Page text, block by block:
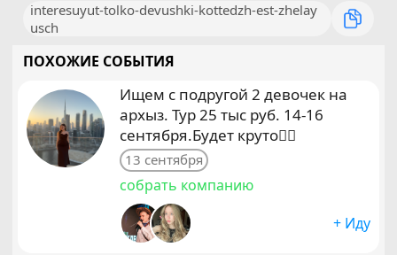
interesuyut-tolko-devushki-kottedzh-est-zhelay
usch
ПОХОЖИЕ СОБЫТИЯ
Ищем с подругой 2 девочек на
архыз. Тур 25 тыс руб. 14-16
сентября.Будет круто❤️‍🔥
13 сентября
собрать компанию
+ Иду